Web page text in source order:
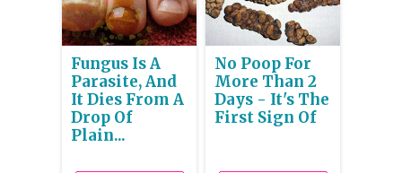
Fungus Is A
Parasite, And
It Dies From A
Drop Of
Plain...
No Poop For
More Than 2
Days - It's The
First Sign Of